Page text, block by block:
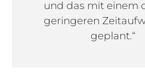
und das mit einem
geringeren
geplant.“